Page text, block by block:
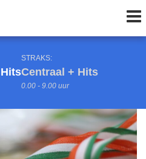
STRAKS:
Centraal + Hits
0.00 - 9.00 uur
1 van 0 Volgend uur